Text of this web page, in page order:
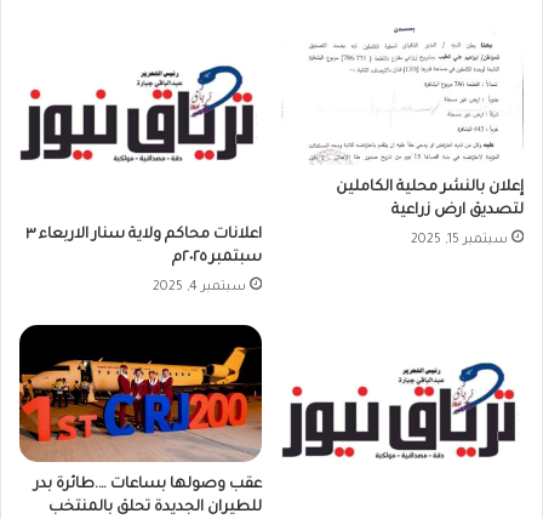
إعلان بالنشر محلية الكاملين
لتصديق ارض زراعية
سبتمبر 15, 2025
اعلانات محاكم ولاية سنار الاربعاء ٣
سبتمبر ٢٠٢٥م
سبتمبر 4, 2025
عقب وصولها بساعات ….طائرة بدر
للطيران الجديدة تحلق بالمنتخب